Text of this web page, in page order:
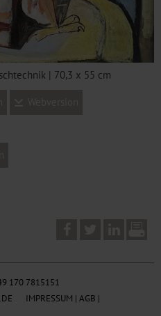
| 70,3 x 55 cm
170 7815151
IMPRESSUM | AGB |